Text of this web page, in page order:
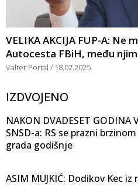
VELIKA AKCIJA FUP-A: Ne
Autocesta FBiH, među
Valter Portal 18.02.2025
IZDVOJENO
NAKON DVADESET GODINA
SNSD-a: RS se prazni
grada godišnje
ASIM MUJKIĆ: Dodikov Kec iz